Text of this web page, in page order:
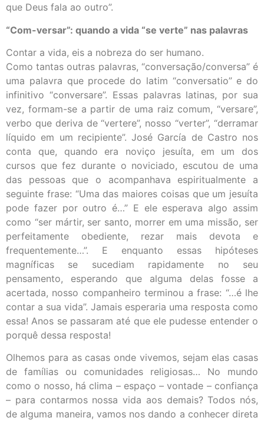
que Deus fala ao outro”.
“Com-versar”: quando a vida “se verte” nas palavras
Contar a vida, eis a nobreza do ser humano.
Como tantas outras palavras, “conversação/conversa” é
uma palavra que procede do latim “conversatio” e do
infinitivo “conversare”. Essas palavras latinas, por sua
vez, formam-se a partir de uma raiz comum, “versare”,
verbo que deriva de “vertere”, nosso “verter”, “derramar
líquido em um recipiente”. José García de Castro nos
conta que, quando era noviço jesuíta, em um dos
cursos que fez durante o noviciado, escutou de uma
das pessoas que o acompanhava espiritualmente a
seguinte frase: “Uma das maiores coisas que um jesuíta
pode fazer por outro é…” E ele esperava algo assim
como “ser mártir, ser santo, morrer em uma missão, ser
perfeitamente obediente, rezar mais devota e
frequentemente…”. E enquanto essas hipóteses
magníficas se sucediam rapidamente no seu
pensamento, esperando que alguma delas fosse a
acertada, nosso companheiro terminou a frase: “…é lhe
contar a sua vida”. Jamais esperaria uma resposta como
essa! Anos se passaram até que ele pudesse entender o
porquê dessa resposta!
Olhemos para as casas onde vivemos, sejam elas casas
de famílias ou comunidades religiosas… No mundo
como o nosso, há clima – espaço – vontade – confiança
– para contarmos nossa vida aos demais? Todos nós,
de alguma maneira, vamos nos dando a conhecer direta